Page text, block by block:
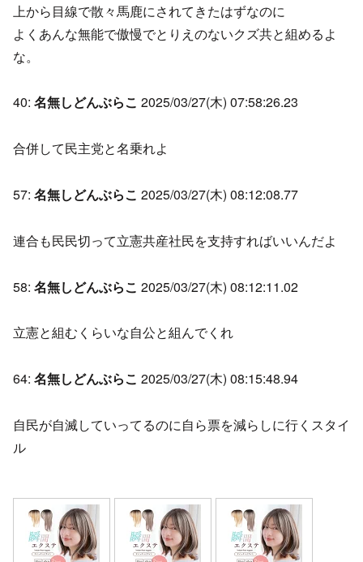
上から目線で散々馬鹿にされてきたはずなのに
よくあんな無能で傲慢でとりえのないクズ共と組めるよ
な。
40: 名無しどんぶらこ 2025/03/27(木) 07:58:26.23
合併して民主党と名乗れよ
57: 名無しどんぶらこ 2025/03/27(木) 08:12:08.77
連合も民民切って立憲共産社民を支持すればいいんだよ
58: 名無しどんぶらこ 2025/03/27(木) 08:12:11.02
立憲と組むくらいな自公と組んでくれ
64: 名無しどんぶらこ 2025/03/27(木) 08:15:48.94
自民が自滅していってるのに自ら票を減らしに行くスタイ
ル